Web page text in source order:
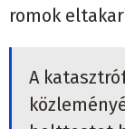
romok
A